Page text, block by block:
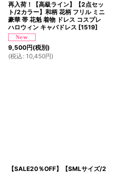
再入荷！【高級ライン】【2点セッ
ト/2カラー】和柄 花柄 フリル ミニ
豪華 帯 花魁 着物 ドレス コスプレ
ハロウィン キャバドレス [1519]
9,500円(税別)
(税込 : 10,450円)
【SALE20％OFF】【SMLサイズ/2